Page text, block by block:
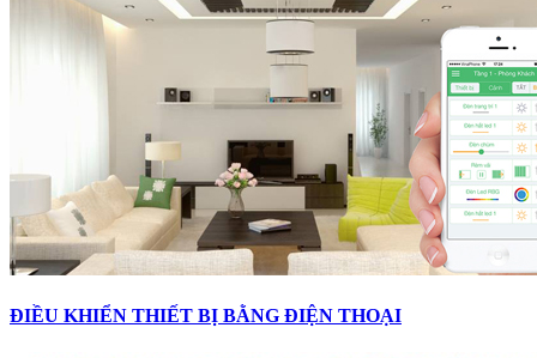
ĐIỀU KHIỂN THIẾT BỊ BẰNG ĐIỆN THOẠI